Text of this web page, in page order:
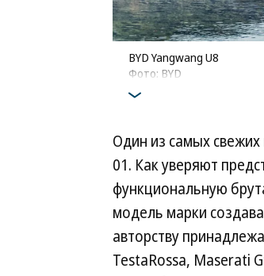
BYD Yangwang U8
Фото: BYD
Один из самых
01. Как уверяют
функциональную
модель марки
авторству
TestaRossa, Maserati